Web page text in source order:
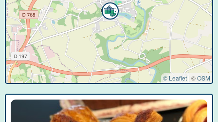
© Leaflet | ©OSM